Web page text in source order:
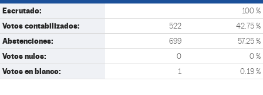
Escrutado: 100 %
Votos contabilizados: 522 42.75 %
Abstenciones: 699 57.25 %
Votos nulos: 0 0 %
Votos en blanco: 1 0.19 %